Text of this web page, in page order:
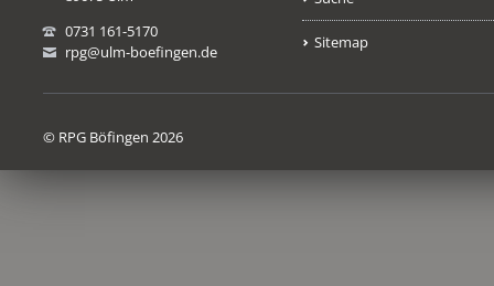
0731 161-5170
rpg@ulm-boefingen.de
Sitemap
© RPG Böfingen 2026